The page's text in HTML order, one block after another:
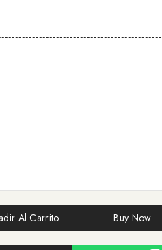
Al Carrito Buy Now